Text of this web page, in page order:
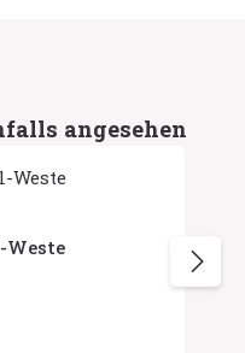
angesehen
Weste